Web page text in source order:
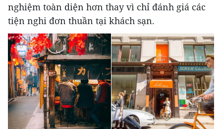
nghiệm toàn diện hơn thay vì chỉ đánh giá các
tiện nghi đơn thuần tại khách sạn.